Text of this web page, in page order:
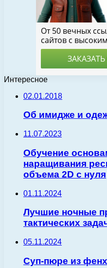
Интересное
02.01.2018
Об имидже и
11.07.2023
Обучение
наращивания
объема 2D с нуля
01.11.2024
Лучшие ночные
тактических
05.11.2024
Суп-пюре из